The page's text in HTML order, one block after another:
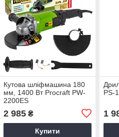
Кутова шліфмашина 180
мм, 1400 Вт Procraft PW-
2200ES
2 985₴
Купити
PS-
1